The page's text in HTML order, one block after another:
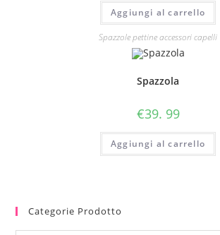
Aggiungi al carrello
Spazzole pettine accessori capelli
Spazzola
€39. 99
Aggiungi al carrello
Categorie Prodotto